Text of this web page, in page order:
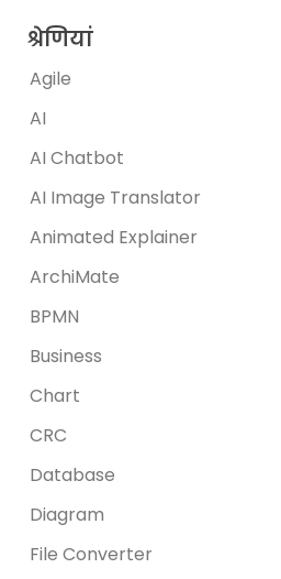
श्रेणियां
Agile
AI
AI Chatbot
AI Image Translator
Animated Explainer
ArchiMate
BPMN
Business
Chart
CRC
Database
Diagram
File Converter